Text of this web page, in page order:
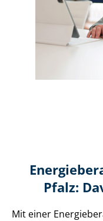
Pfalz:
Mit einer